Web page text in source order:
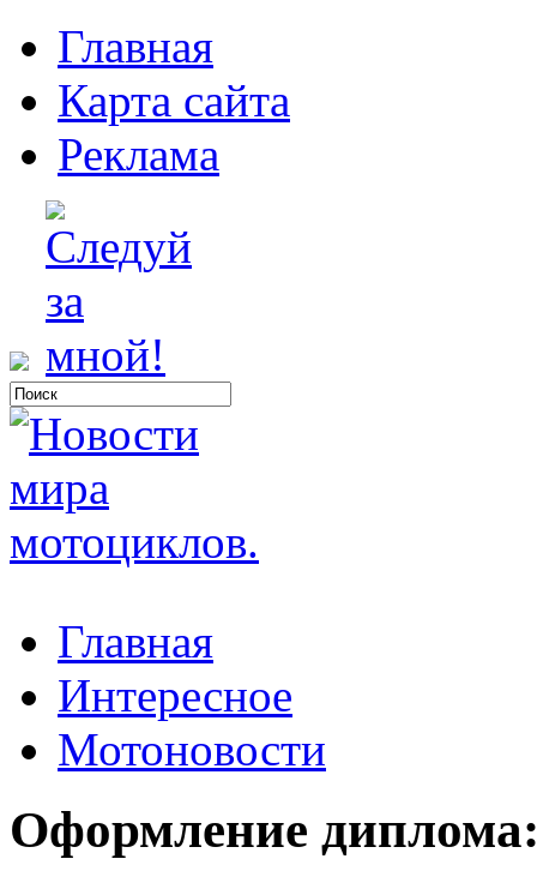
Главная
Карта сайта
Реклама
Главная
Интересное
Мотоновости
Оформление диплома: